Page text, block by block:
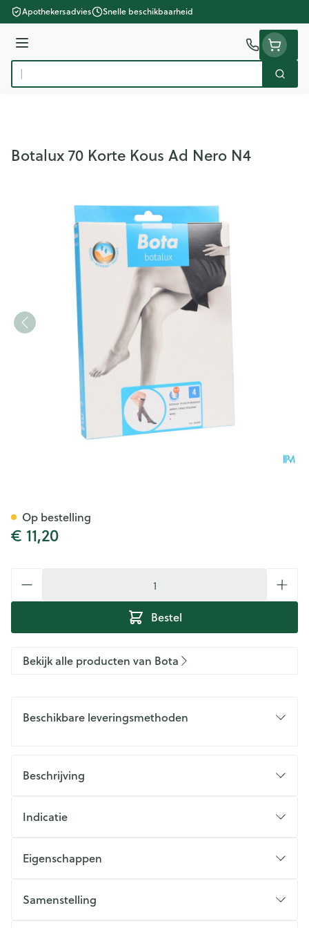
Ga naar de inhoud
Apothekersadvies Snelle beschikbaarheid
Menu
Product, merk, categorie...
Zoek
Botalux 70 Korte Kous Ad Nero N4
€ 11,20
Bestel
Op bestelling
Bekijk alle producten van Bota
Beschikbare leveringsmethoden
Beschrijving
Indicatie
Eigenschappen
Samenstelling